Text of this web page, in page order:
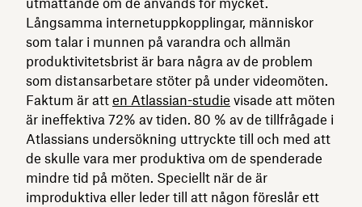
Långsamma internetuppkopplingar, människor
som talar i munnen på varandra och allmän
produktivitetsbrist är bara några av de problem
som distansarbetare stöter på under videomöten.
Faktum är att en Atlassian-studie visade att möten
är ineffektiva 72% av tiden. 80 % av de tillfrågade i
Atlassians undersökning uttryckte till och med att
de skulle vara mer produktiva om de spenderade
mindre tid på möten. Speciellt när de är
improduktiva eller leder till att någon föreslår ett